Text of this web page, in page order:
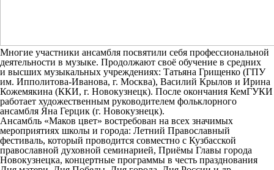
Многие участники ансамбля посвятили себя профессиональной
деятельности в музыке. Продолжают своё обучение в средних
и высших музыкальных учреждениях: Татьяна Грищенко (ГПУ
им. Ипполитова-Иванова, г. Москва), Василий Крылов и Ирина
Кожемякина (ККИ, г. Новокузнецк). После окончания КемГУКИ
работает художественным руководителем фольклорного
ансамбля Яна Герцик (г. Новокузнецк).
Ансамбль «Маков цвет» востребован на всех значимых
мероприятиях школы и города: Летний Православный
фестиваль, который проводится совместно с Кузбасской
православной духовной семинарией, Приёмы Главы города
Новокузнецка, концертные программы в честь празднования